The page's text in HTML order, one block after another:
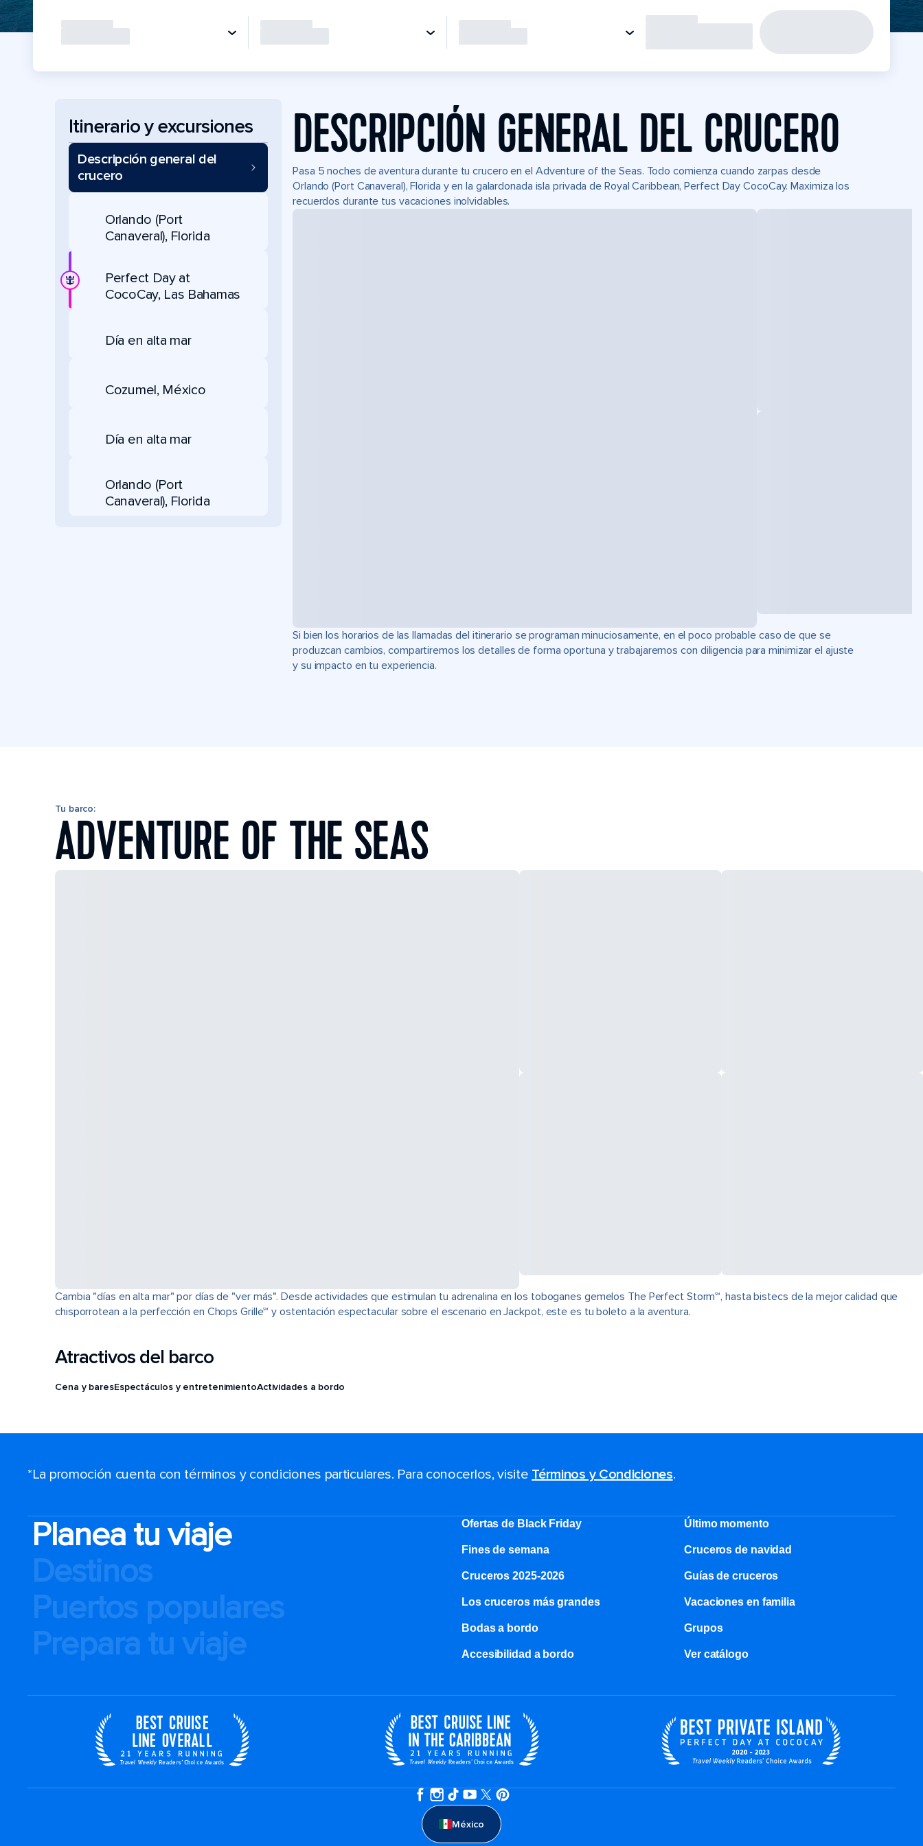
Itinerario y excursiones
Descripción general del
crucero
Orlando (Port
Canaveral), Florida
Perfect Day at
CocoCay, Las Bahamas
Día en alta mar
Cozumel, México
Día en alta mar
Orlando (Port
Canaveral), Florida
DESCRIPCIÓN GENERAL DEL CRUCERO
Pasa 5 noches de aventura durante tu crucero en el Adventure of the Seas. Todo comienza cuando zarpas desde
Orlando (Port Canaveral), Florida y en la galardonada isla privada de Royal Caribbean, Perfect Day CocoCay. Maximiza los
recuerdos durante tus vacaciones inolvidables.
Si bien los horarios de las llamadas del itinerario se programan minuciosamente, en el poco probable caso de que se
produzcan cambios, compartiremos los detalles de forma oportuna y trabajaremos con diligencia para minimizar el ajuste
y su impacto en tu experiencia.
Tu barco:
ADVENTURE OF THE SEAS
Cambia "días en alta mar" por días de "ver más". Desde actividades que estimulan tu adrenalina en los toboganes gemelos The Perfect Storm℠, hasta bistecs de la mejor calidad que
chisporrotean a la perfección en Chops Grille℠ y ostentación espectacular sobre el escenario en Jackpot, este es tu boleto a la aventura.
Atractivos del barco
Cena y baresEspectáculos y entretenimientoActividades a bordo
*La promoción cuenta con términos y condiciones particulares. Para conocerlos, visite Términos y Condiciones.
Planea tu viaje
Destinos
Puertos populares
Prepara tu viaje
Ofertas de Black Friday Último momento
Fines de semana Cruceros de navidad
Cruceros 2025-2026 Guías de cruceros
Los cruceros más grandes Vacaciones en familia
Bodas a bordo Grupos
Accesibilidad a bordo Ver catálogo
México